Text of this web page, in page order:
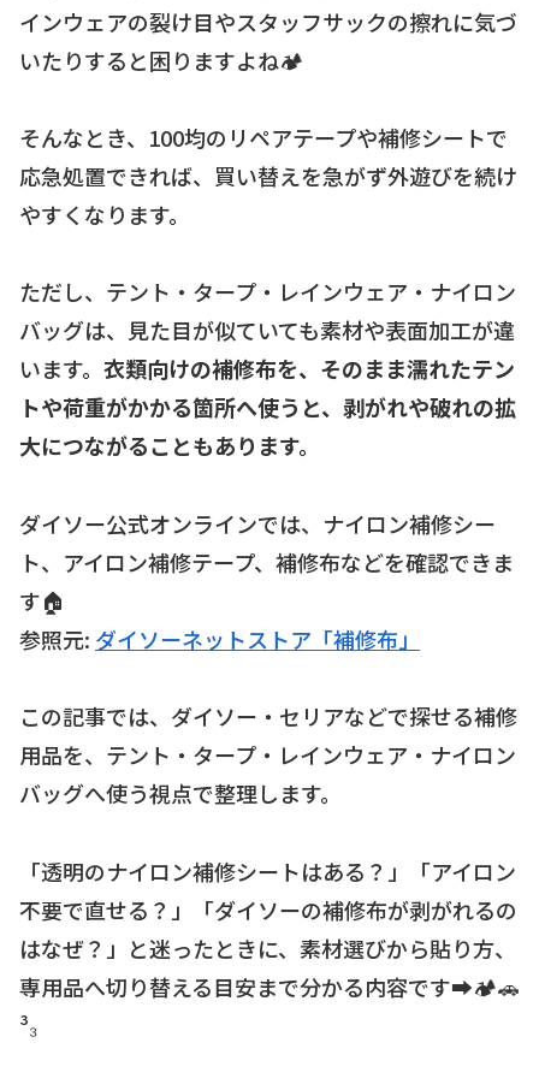
インウェアの裂け目やスタッフサックの擦れに気づ
いたりすると困りますよね🏕️
そんなとき、100均のリペアテープや補修シートで
応急処置できれば、買い替えを急がず外遊びを続け
やすくなります。
ただし、テント・タープ・レインウェア・ナイロン
バッグは、見た目が似ていても素材や表面加工が違
います。 衣類向けの補修布を、そのまま濡れたテン
トや荷重がかかる箇所へ使うと、剥がれや破れの拡
大につながることもあります。
ダイソー公式オンラインでは、ナイロン補修シー
ト、アイロン補修テープ、補修布などを確認できま
す🏠
参照元: ダイソーネットストア「補修布」
この記事では、ダイソー・セリアなどで探せる補修
用品を、テント・タープ・レインウェア・ナイロン
バッグへ使う視点で整理します。
「透明のナイロン補修シートはある？」「アイロン
不要で直せる？」「ダイソーの補修布が剥がれるの
はなぜ？」と迷ったときに、素材選びから貼り方、
専用品へ切り替える目安まで分かる内容です➡️🏕️🚗
³₃